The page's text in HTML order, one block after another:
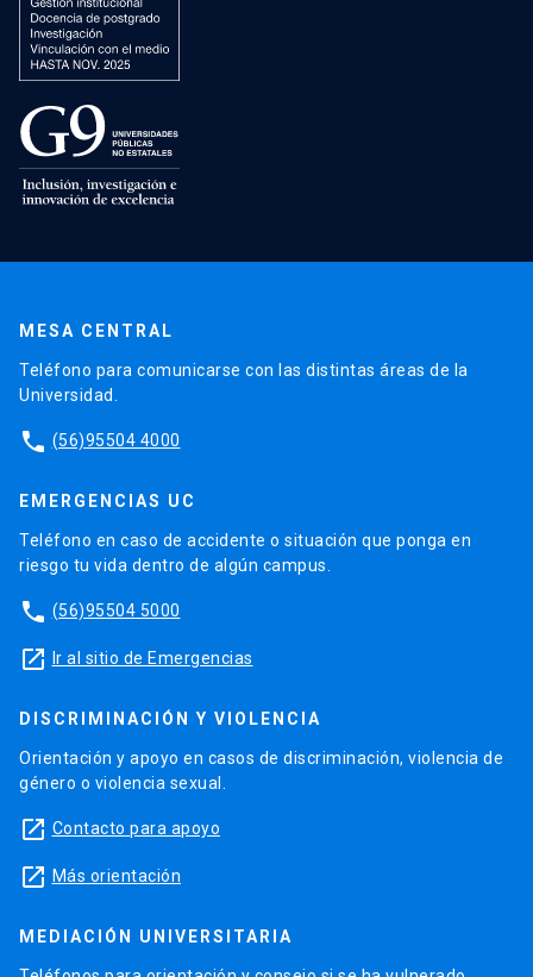
MESA CENTRAL
Teléfono para comunicarse con las distintas áreas de la
Universidad.
phone (56)95504 4000
EMERGENCIAS UC
Teléfono en caso de accidente o situación que ponga en
riesgo tu vida dentro de algún campus.
phone (56)95504 5000
launch Ir al sitio de Emergencias
DISCRIMINACIÓN Y VIOLENCIA
Orientación y apoyo en casos de discriminación, violencia de
género o violencia sexual.
launch Contacto para apoyo
launch Más orientación
MEDIACIÓN UNIVERSITARIA